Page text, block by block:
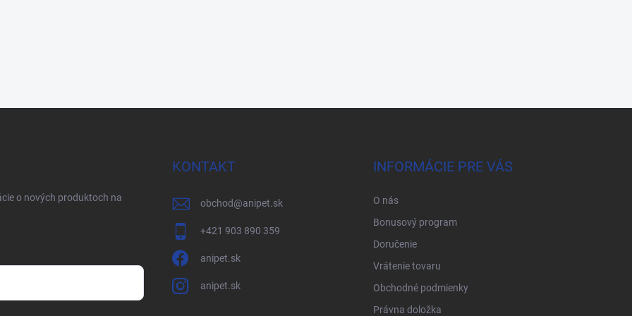
o nových produktoch na
KONTAKT
obchod@anipet.sk
+421 903 890 359
anipet.sk
anipet.sk
INFORMÁCIE PRE VÁS
O nás
Bonusový program
Doručenie
Vrátenie tovaru
Obchodné podmienky
Právna doložka